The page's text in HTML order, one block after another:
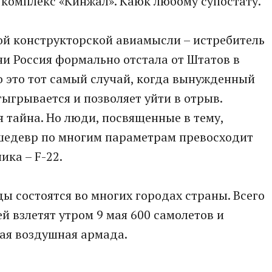
конструкторской авиамысли – истребитель
Россия формально отстала от Штатов в
это тот самый случай, когда вынужденный
и позволяет уйти в отрыв.
тайна. Но люди, посвященные в тему,
по многим параметрам превосходит
– F-22.
во многих городах страны. Всего
взлетят утром 9 мая 600 самолетов и
воздушная армада.